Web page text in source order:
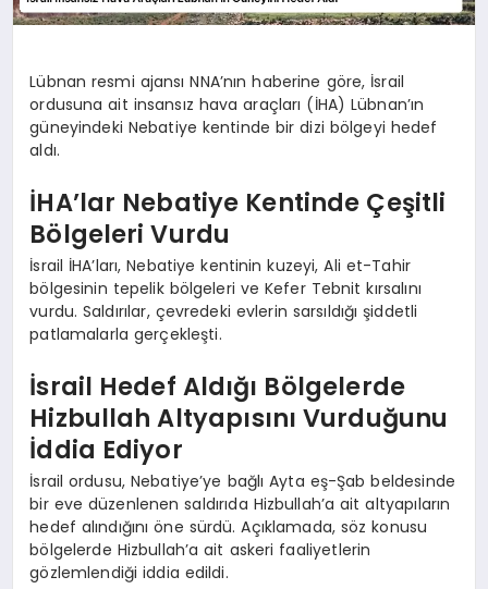
Lübnan resmi ajansı NNA’nın haberine göre, İsrail
ordusuna ait insansız hava araçları (İHA) Lübnan’ın
güneyindeki Nebatiye kentinde bir dizi bölgeyi hedef
aldı.
İHA’lar Nebatiye Kentinde Çeşitli
Bölgeleri Vurdu
İsrail İHA’ları, Nebatiye kentinin kuzeyi, Ali et-Tahir
bölgesinin tepelik bölgeleri ve Kefer Tebnit kırsalını
vurdu. Saldırılar, çevredeki evlerin sarsıldığı şiddetli
patlamalarla gerçekleşti.
İsrail Hedef Aldığı Bölgelerde
Hizbullah Altyapısını Vurduğunu
İddia Ediyor
İsrail ordusu, Nebatiye’ye bağlı Ayta eş-Şab beldesinde
bir eve düzenlenen saldırıda Hizbullah’a ait altyapıların
hedef alındığını öne sürdü. Açıklamada, söz konusu
bölgelerde Hizbullah’a ait askeri faaliyetlerin
gözlemlendiği iddia edildi.